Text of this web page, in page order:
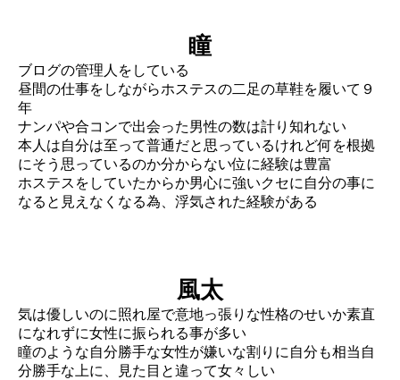
瞳
ブログの管理人をしている
昼間の仕事をしながらホステスの二足の草鞋を履いて９
年
ナンパや合コンで出会った男性の数は計り知れない
本人は自分は至って普通だと思っているけれど何を根拠
にそう思っているのか分からない位に経験は豊富
ホステスをしていたからか男心に強いクセに自分の事に
なると見えなくなる為、浮気された経験がある
風太
気は優しいのに照れ屋で意地っ張りな性格のせいか素直
になれずに女性に振られる事が多い
瞳のような自分勝手な女性が嫌いな割りに自分も相当自
分勝手な上に、見た目と違って女々しい